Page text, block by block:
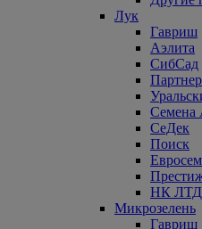
Лук
Гавриш
Аэлита
СибСад
Партнер
Семена
СеДек
Поиск
НК ЛТД
Микрозелень
Гавриш